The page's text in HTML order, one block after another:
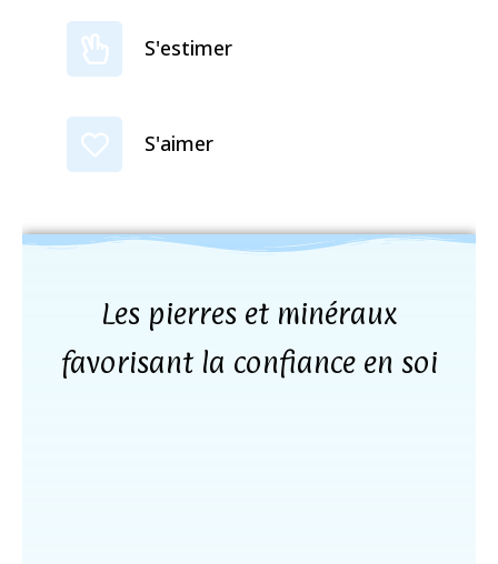
S'estimer
S'aimer
Les pierres et minéraux
favorisant la confiance en soi